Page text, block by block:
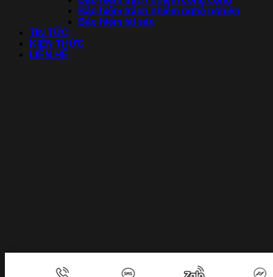
Bảo hiểm trách nhiệm nghề nghiệp
Bảo hiểm tài sản
TIN TỨC
KIẾN THỨC
LIÊN HỆ